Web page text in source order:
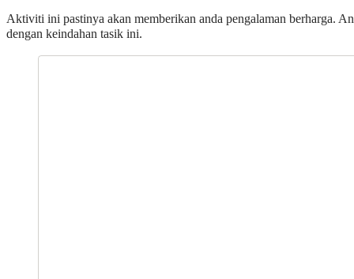
Aktiviti ini pastinya akan memberikan anda pengalaman berharga.
dengan keindahan tasik ini.